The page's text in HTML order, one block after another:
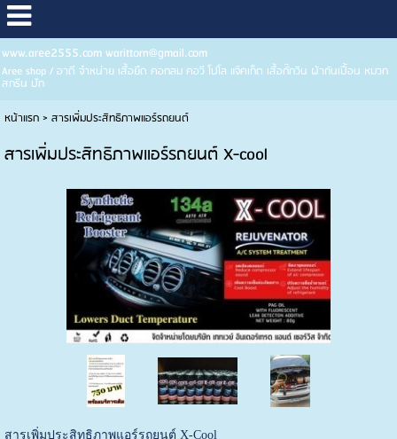
www.aree2555.com warittorn@gmail.com
Aree shop / อาดี จำหน่าย เสื้อยืด คอกลม คอวี โปโล แจ๊คเก็ต เสื้อกั๊กวิน ผ้ากันเปื้อน หมวก
สกรีน ปัก
หน้าแรก> สารเพิ่มประสิทธิภาพแอร์รถยนต์
สารเพิ่มประสิทธิภาพแอร์รถยนต์ X-cool
สารเพิ่มประสิทธิภาพแอร์รถยนต์ X-Cool